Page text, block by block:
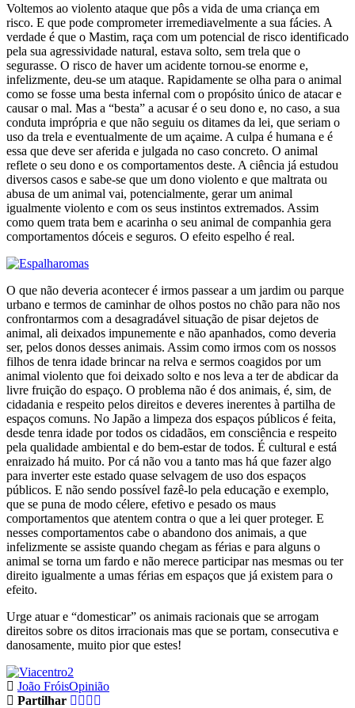
Voltemos ao violento ataque que pôs a vida de uma criança em
risco. E que pode comprometer irremediavelmente a sua fácies. A
verdade é que o Mastim, raça com um potencial de risco identificado
pela sua agressividade natural, estava solto, sem trela que o
segurasse. O risco de haver um acidente tornou-se enorme e,
infelizmente, deu-se um ataque. Rapidamente se olha para o animal
como se fosse uma besta infernal com o propósito único de atacar e
causar o mal. Mas a “besta” a acusar é o seu dono e, no caso, a sua
conduta imprópria e que não seguiu os ditames da lei, que seriam o
uso da trela e eventualmente de um açaime. A culpa é humana e é
essa que deve ser aferida e julgada no caso concreto. O animal
reflete o seu dono e os comportamentos deste. A ciência já estudou
diversos casos e sabe-se que um dono violento e que maltrata ou
abusa de um animal vai, potencialmente, gerar um animal
igualmente violento e com os seus instintos extremados. Assim
como quem trata bem e acarinha o seu animal de companhia gera
comportamentos dóceis e seguros. O efeito espelho é real.
O que não deveria acontecer é irmos passear a um jardim ou parque
urbano e termos de caminhar de olhos postos no chão para não nos
confrontarmos com a desagradável situação de pisar dejetos de
animal, ali deixados impunemente e não apanhados, como deveria
ser, pelos donos desses animais. Assim como irmos com os nossos
filhos de tenra idade brincar na relva e sermos coagidos por um
animal violento que foi deixado solto e nos leva a ter de abdicar da
livre fruição do espaço. O problema não é dos animais, é, sim, de
cidadania e respeito pelos direitos e deveres inerentes à partilha de
espaços comuns. No Japão a limpeza dos espaços públicos é feita,
desde tenra idade por todos os cidadãos, em consciência e respeito
pela qualidade ambiental e do bem-estar de todos. É cultural e está
enraizado há muito. Por cá não vou a tanto mas há que fazer algo
para inverter este estado quase selvagem de uso dos espaços
públicos. E não sendo possível fazê-lo pela educação e exemplo,
que se puna de modo célere, efetivo e pesado os maus
comportamentos que atentem contra o que a lei quer proteger. E
nesses comportamentos cabe o abandono dos animais, a que
infelizmente se assiste quando chegam as férias e para alguns o
animal se torna um fardo e não merece participar nas mesmas ou ter
direito igualmente a umas férias em espaços que já existem para o
efeito.
Urge atuar e “domesticar” os animais racionais que se arrogam
direitos sobre os ditos irracionais mas que se portam, consecutiva e
danosamente, muito pior que estes!
João FróisOpinião
Partilhar